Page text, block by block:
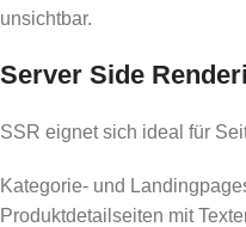
unsichtbar.
Server Side
SSR eignet sich ideal für
Kategorie- und
Produktdetailseiten mit